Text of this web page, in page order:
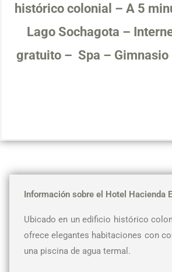
histórico colonial – A 5
Lago Sochagota –
gratuito – Spa – Gimnasio
Información sobre el Hotel Hacienda
Ubicado en un edificio histórico
ofrece elegantes habitaciones con
una piscina de agua termal.